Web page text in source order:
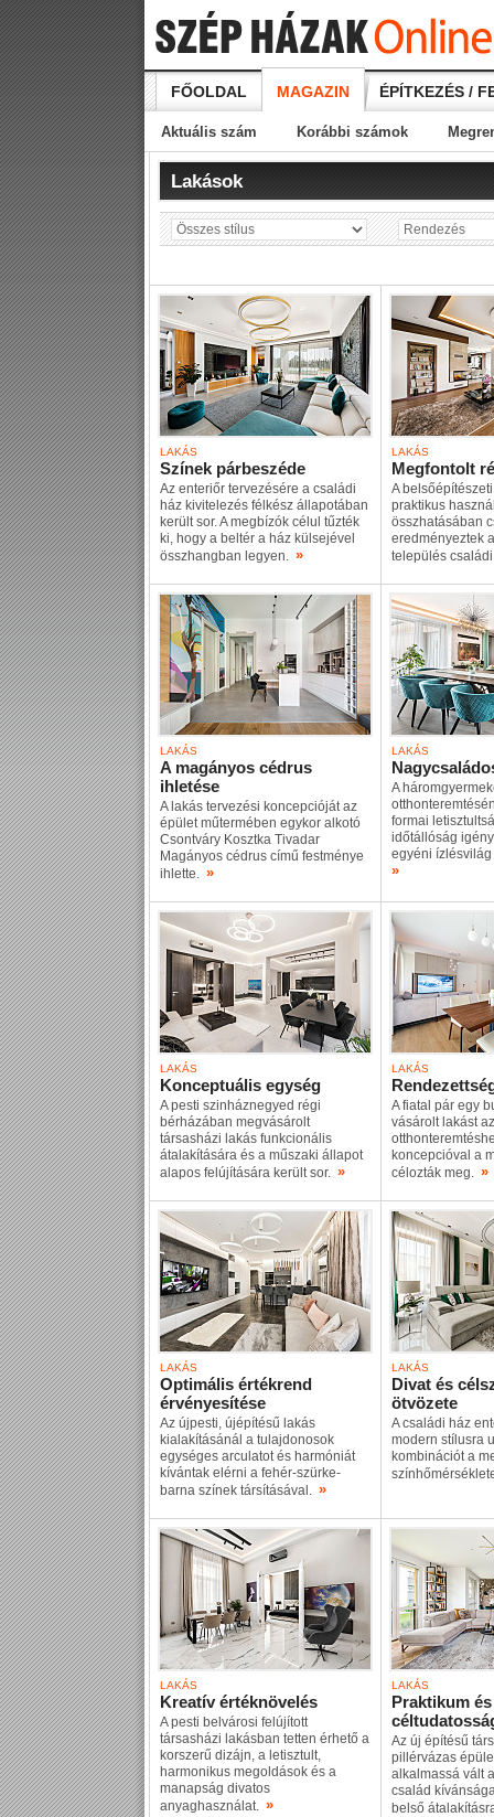
FŐOLDAL MAGAZIN ÉPÍTKEZÉS /
Aktuális szám Korábbi számok
Lakások
LAKÁS
Színek párbeszéde
Az enteriőr tervezésére a családi
ház kivitelezés félkész állapotában
került sor. A megbízók célul tűzték
ki, hogy a beltér a ház külsejével
összhangban legyen. »
LAKÁS
Megfontolt
A
praktikus
összhatásában
eredményeztek
település
LAKÁS
A magányos cédrus
ihletése
A lakás tervezési koncepcióját az
épület műtermében egykor alkotó
Csontváry Kosztka Tivadar
Magányos cédrus című festménye
ihlette. »
LAKÁS
A
formai
időtállóság
egyéni
»
LAKÁS
Konceptuális egység
A pesti szinháznegyed régi
bérházában megvásárolt
társasházi lakás funkcionális
átalakítására és a műszaki állapot
alapos felújítására került sor. »
LAKÁS
A fiatal pár egy
vásárolt lakást az
koncepcióval a
célozták meg. »
LAKÁS
Optimális értékrend
érvényesítése
Az újpesti, újépítésű lakás
kialakításánál a tulajdonosok
egységes arculatot és harmóniát
kívántak elérni a fehér-szürke-
barna színek társításával. »
LAKÁS
Divat és
ötvözete
A családi ház
modern stílusra
kombinációt a
LAKÁS
Kreatív értéknövelés
A pesti belvárosi felújított
társasházi lakásban tetten érhető a
korszerű dizájn, a letisztult,
harmonikus megoldások és a
manapság divatos
anyaghasználat. »
LAKÁS
Praktikum és
Az új építésű
pillérvázas
alkalmassá vált
család
belső